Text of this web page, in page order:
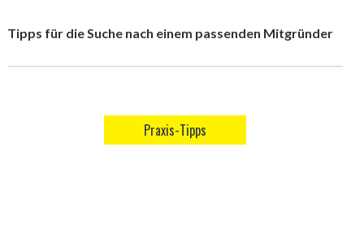
Tipps für die Suche nach einem passenden Mitgründer
Praxis-Tipps